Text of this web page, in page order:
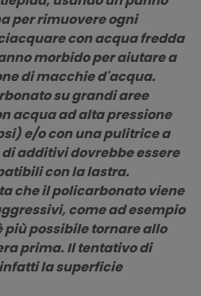
per rimuovere ogni
con acqua fredda
morbido per aiutare a
di macchie d'acqua.
su grandi aree
acqua ad alta pressione
e/o con una pulitrice a
additivi dovrebbe essere
con la lastra.
che il policarbonato viene
come ad esempio
più possibile tornare allo
prima. Il tentativo di
la superficie